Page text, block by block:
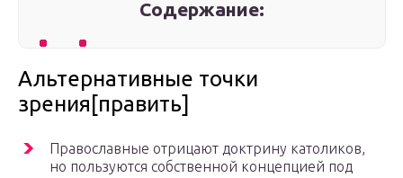
Содержание:
Альтернативные точки
зрения[править]
Православные отрицают доктрину католиков,
но пользуются собственной концепцией под